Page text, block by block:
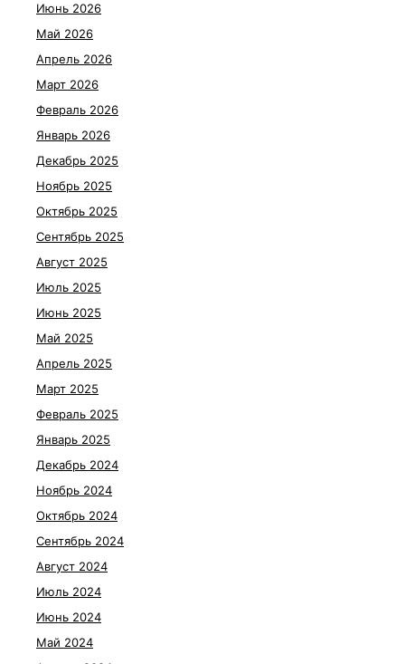
Июнь 2026
Май 2026
Апрель 2026
Март 2026
Февраль 2026
Январь 2026
Декабрь 2025
Ноябрь 2025
Октябрь 2025
Сентябрь 2025
Август 2025
Июль 2025
Июнь 2025
Май 2025
Апрель 2025
Март 2025
Февраль 2025
Январь 2025
Декабрь 2024
Ноябрь 2024
Октябрь 2024
Сентябрь 2024
Август 2024
Июль 2024
Июнь 2024
Май 2024